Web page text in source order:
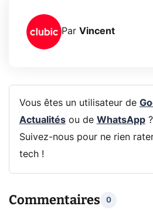
Par Vincent
Vous êtes un utilisateur de
Actualitésou de WhatsApp?
Suivez-nous pour ne rien
tech !
Commentaires 0